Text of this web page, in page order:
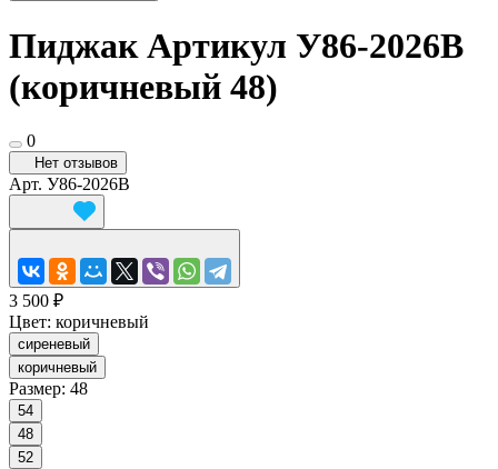
Пиджак Артикул У86-2026В
(коричневый 48)
0
Нет отзывов
Арт. У86-2026В
3 500 ₽
Цвет: коричневый
сиреневый
коричневый
Размер: 48
54
48
52